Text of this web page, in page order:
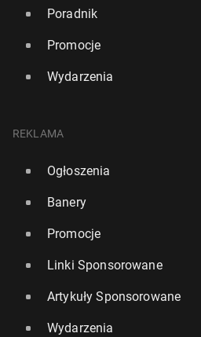
Poradnik
Promocje
Wydarzenia
REKLAMA
Ogłoszenia
Banery
Promocje
Linki Sponsorowane
Artykuły Sponsorowane
Wydarzenia